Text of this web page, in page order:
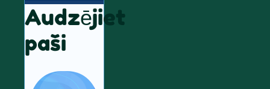
Audzējiet
paši